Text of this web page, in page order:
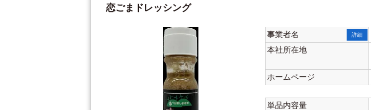
恋ごまドレッシング
事業者名 詳細
本社所在地
ホームページ
単品内容量